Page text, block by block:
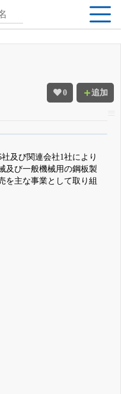
0 追加
める
の先行利用も付きます
及び関連会社1社により
及び一般機械用の鋼板製
を主な事業として取り組